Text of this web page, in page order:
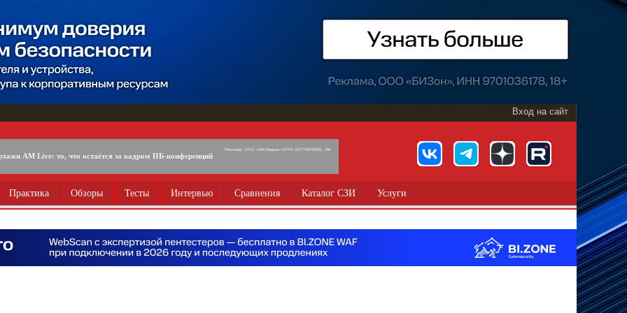
Вход на сайт
AM Live: то, что остаётся за кадром ИБ-конференций
Реклама. ООО «АМ Медиа» ОГРН 1077746725891, 18+
Практика Обзоры Тесты Интервью Сравнения Каталог СЗИ Услуги